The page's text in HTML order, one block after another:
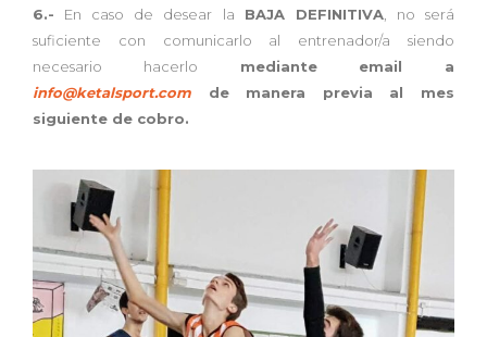
6.- En caso de desear la BAJA DEFINITIVA, no será
suficiente con comunicarlo al entrenador/a siendo
necesario hacerlo mediante email a
info@ketalsport.com de manera previa al mes
siguiente de cobro.